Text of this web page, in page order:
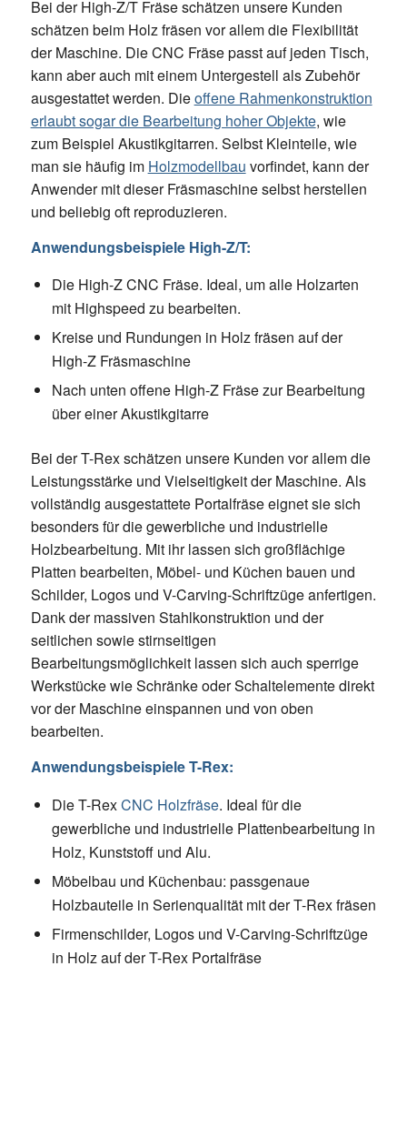
Bei der High-Z/T Fräse schätzen unsere Kunden
schätzen beim Holz fräsen vor allem die Flexibilität
der Maschine. Die CNC Fräse passt auf jeden Tisch,
kann aber auch mit einem Untergestell als Zubehör
ausgestattet werden. Dieoffene Rahmenkonstruktion
erlaubt sogar die Bearbeitung hoher Objekte, wie
zum Beispiel Akustikgitarren. Selbst Kleinteile, wie
man sie häufig im Holzmodellbau vorfindet, kann der
Anwender mit dieser Fräsmaschine selbst herstellen
und beliebig oft reproduzieren.
Anwendungsbeispiele High-Z/T:
Die High-Z CNC Fräse. Ideal, um alle Holzarten
mit Highspeed zu bearbeiten.
Kreise und Rundungen in Holz fräsen auf der
High-Z Fräsmaschine
Nach unten offene High-Z Fräse zur Bearbeitung
über einer Akustikgitarre
Bei der T-Rex schätzen unsere Kunden vor allem die
Leistungsstärke und Vielseitigkeit der Maschine. Als
vollständig ausgestattete Portalfräse eignet sie sich
besonders für die gewerbliche und industrielle
Holzbearbeitung. Mit ihr lassen sich großflächige
Platten bearbeiten, Möbel- und Küchen bauen und
Schilder, Logos und V-Carving-Schriftzüge anfertigen.
Dank der massiven Stahlkonstruktion und der
seitlichen sowie stirnseitigen
Bearbeitungsmöglichkeit lassen sich auch sperrige
Werkstücke wie Schränke oder Schaltelemente direkt
vor der Maschine einspannen und von oben
bearbeiten.
Anwendungsbeispiele T-Rex:
Die T-RexCNC Holzfräse. Ideal für die
gewerbliche und industrielle Plattenbearbeitung in
Holz, Kunststoff und Alu.
Möbelbau und Küchenbau: passgenaue
Holzbauteile in Serienqualität mit der T-Rex fräsen
Firmenschilder, Logos und V-Carving-Schriftzüge
in Holz auf der T-Rex Portalfräse